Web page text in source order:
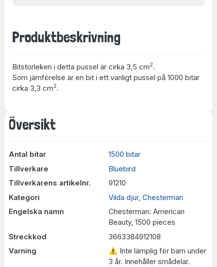
Översikt
Antal bitar
1500 bitar
Tillverkare
Bluebird
Tillverkarens artikelnr.
91210
Kategori
Vilda djur, Chesterman
Engelska namn
Chesterman: American
Beauty, 1500 pieces
Streckkod
3663384912108
Varning
⚠ Inte lämplig för barn under
3 år. Innehåller smådelar.
Produktbeskrivning
Bitstorleken i detta pussel är cirka 3,5 cm2.
Som jämförelse är en bit i ett vanligt pussel på 1000 bitar
cirka 3,3 cm2.